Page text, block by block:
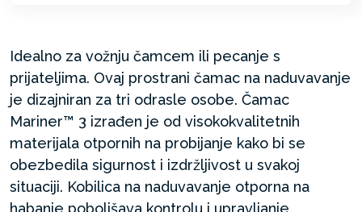
Idealno za vožnju čamcem ili pecanje s
prijateljima. Ovaj prostrani čamac na naduvavanje
je dizajniran za tri odrasle osobe. Čamac
Mariner™ 3 izrađen je od visokokvalitetnih
materijala otpornih na probijanje kako bi se
obezbedila sigurnost i izdržljivost u svakoj
situaciji. Kobilica na naduvavanje otporna na
habanje poboljšava kontrolu i upravljanje